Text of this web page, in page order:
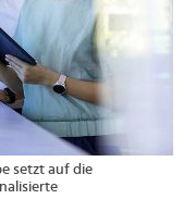
setzt auf die